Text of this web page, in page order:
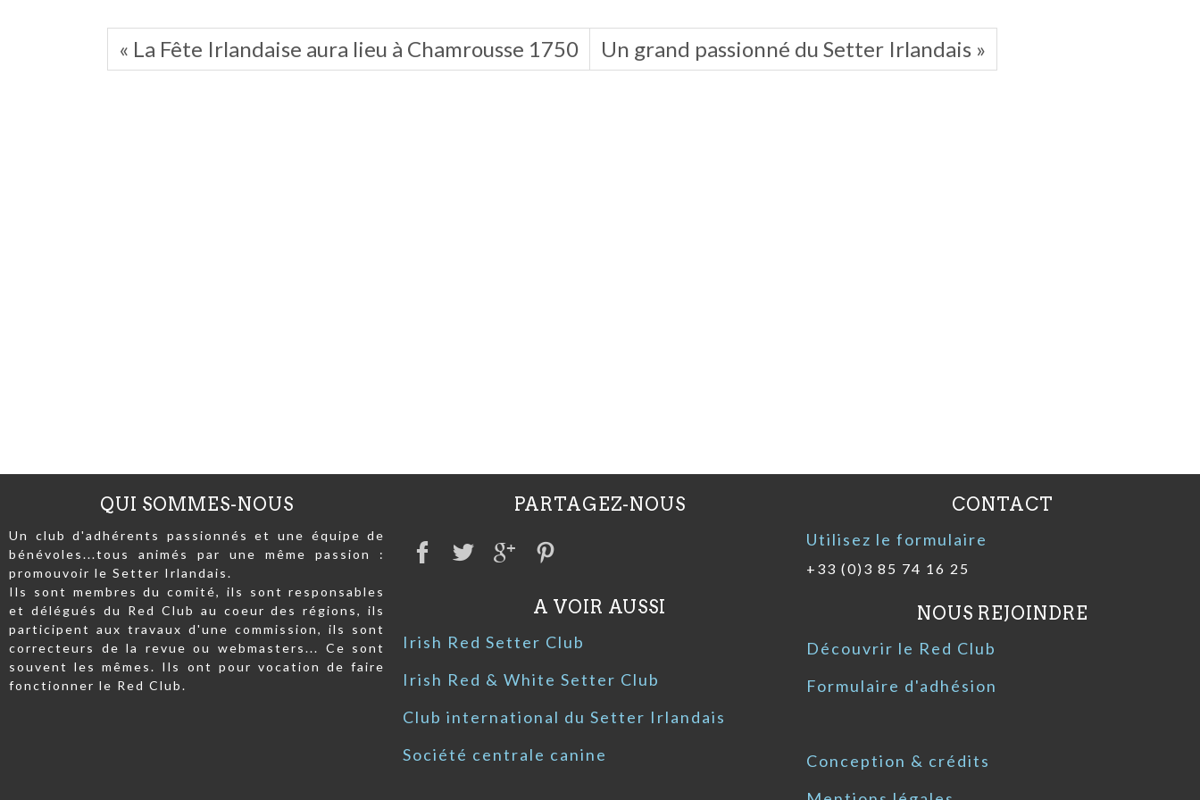
« La Fête Irlandaise aura lieu à Chamrousse 1750 Un grand passionné du Setter Irlandais »
QUI SOMMES-NOUS
Un club d'adhérents passionnés et une équipe de
bénévoles...tous animés par une même passion :
promouvoir le Setter Irlandais.
Ils sont membres du comité, ils sont responsables
et délégués du Red Club au coeur des régions, ils
participent aux travaux d'une commission, ils sont
correcteurs de la revue ou webmasters... Ce sont
souvent les mêmes. Ils ont pour vocation de faire
fonctionner le Red Club.
PARTAGEZ-NOUS
A VOIR AUSSI
Irish Red Setter Club
Irish Red & White Setter Club
Club international du Setter Irlandais
Société centrale canine
CONTACT
Utilisez le formulaire
+33 (0)3 85 74 16 25
NOUS REJOINDRE
Découvrir le Red Club
Formulaire d'adhésion
Conception & crédits